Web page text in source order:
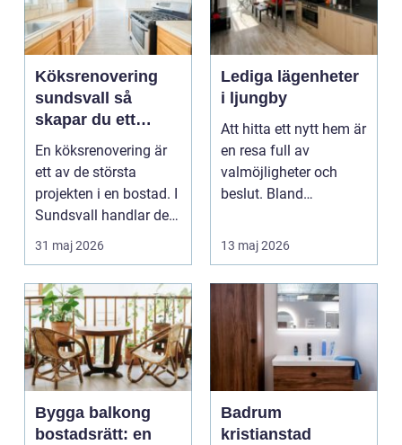
Köksrenovering
sundsvall så
skapar du ett
hållbart och
funktionellt kök
En köksrenovering är
ett av de största
projekten i en bostad. I
Sundsvall handlar det
ofta om att ko...
31 maj 2026
Lediga lägenheter
i ljungby
Att hitta ett nytt hem är
en resa full av
valmöjligheter och
beslut. Bland
och sjö...
13 maj 2026
Bygga balkong
bostadsrätt: en
Badrum
kristianstad